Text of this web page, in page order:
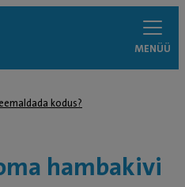
MENÜÜ
kodus?
hambakivi